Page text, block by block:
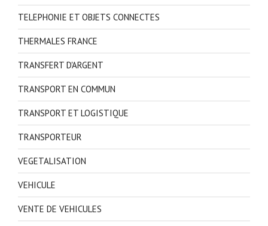
TELEPHONIE ET OBJETS CONNECTES
THERMALES FRANCE
TRANSFERT D'ARGENT
TRANSPORT EN COMMUN
TRANSPORT ET LOGISTIQUE
TRANSPORTEUR
VEGETALISATION
VEHICULE
VENTE DE VEHICULES